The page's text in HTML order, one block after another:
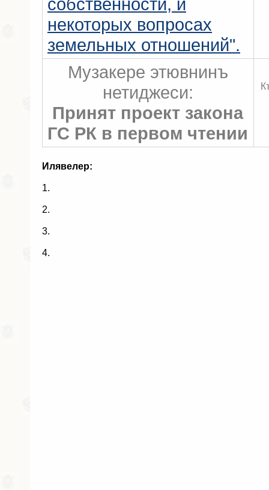
некоторых вопросах
земельных отношений".
Музакере этювнинъ
нетиджеси:
Принят проект закона
ГС РК в первом чтении
Илявелер:
1.
2.
3.
4.